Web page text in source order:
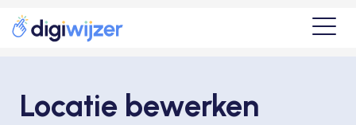
Locatie bewerken